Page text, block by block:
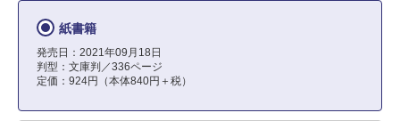
紙書籍
発売日：2021年09月18日
判型：文庫判／336ページ
定価：924円（本体840円＋税）